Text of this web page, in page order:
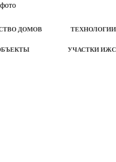
ДОМОВ ТЕХНОЛОГИИ
УЧАСТКИ ИЖС